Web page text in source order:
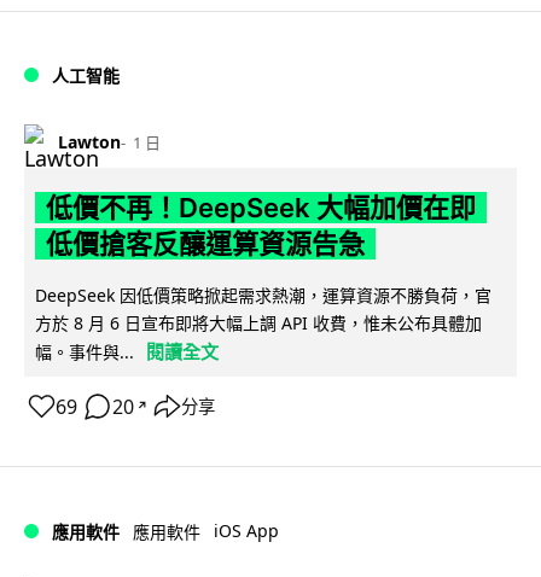
人工智能
Lawton 1 日
低價不再！DeepSeek 大幅加價在即
低價搶客反釀運算資源告急
DeepSeek 因低價策略掀起需求熱潮，運算資源不勝負荷，官
方於 8 月 6 日宣布即將大幅上調 API 收費，惟未公布具體加
幅。事件與...
閱讀全文
69 20 ↗ 分享
應用軟件 應用軟件 iOS App